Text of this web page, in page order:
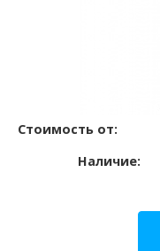
Стоимость от:
Наличие: